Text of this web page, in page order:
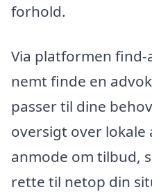
forhold.
Via platformen
nemt finde en
passer til dine
oversigt over lokale
anmode om tilbud,
rette til netop din